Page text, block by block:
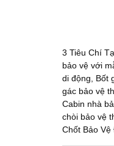
3 Tiêu Chí
bảo vệ với
di động
Bốt
gác bảo vệ
Cabin nhà
chòi bảo vệ
Chốt Bảo